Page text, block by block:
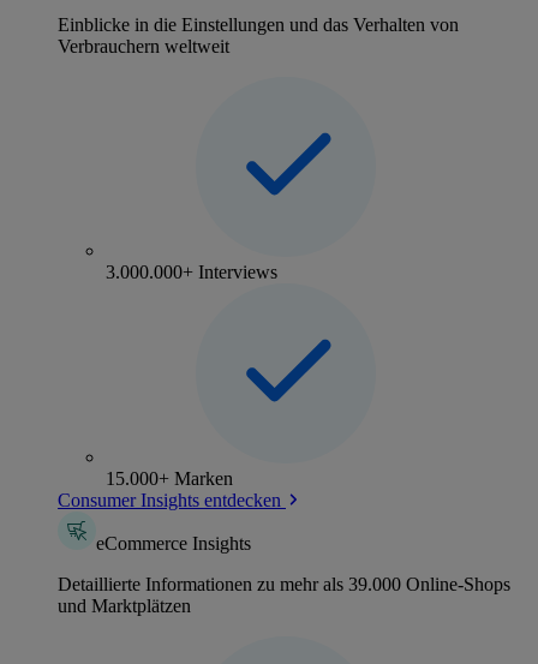
Einblicke in die Einstellungen und das Verhalten von
Verbrauchern weltweit
3.000.000+ Interviews
15.000+ Marken
Consumer Insights entdecken
eCommerce Insights
Detaillierte Informationen zu mehr als 39.000 Online-Shops
und Marktplätzen